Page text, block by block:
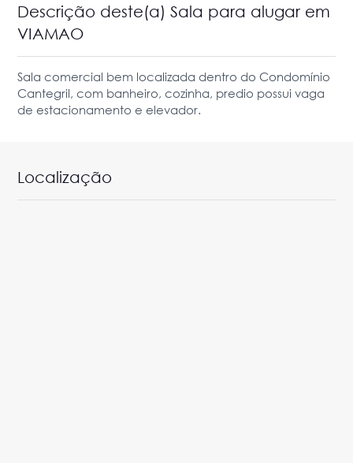
Descrição deste(a) Sala para alugar em
VIAMAO
Sala comercial bem localizada dentro do Condomínio
Cantegril, com banheiro, cozinha, predio possui vaga
de estacionamento e elevador.
Localização